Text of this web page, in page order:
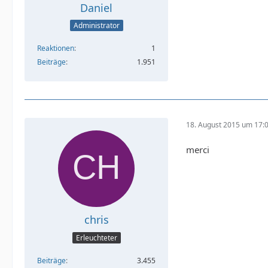
Daniel
Administrator
Reaktionen
1
Beiträge
1.951
chris
Erleuchteter
Beiträge 3.455
18. August 2015 um
merci